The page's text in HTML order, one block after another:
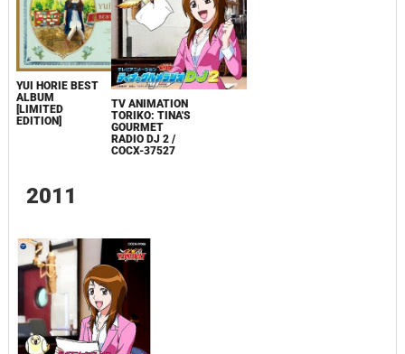
YUI HORIE BEST
ALBUM
[LIMITED
EDITION]
TV ANIMATION
TORIKO: TINA'S
GOURMET
RADIO DJ 2 /
COCX-37527
2011